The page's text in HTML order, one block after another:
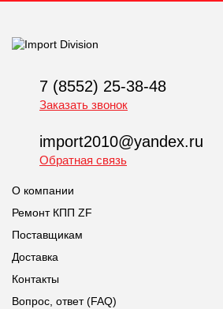
7 (8552) 25-38-48
Заказать звонок
import2010@yandex.ru
Обратная связь
О компании
Ремонт КПП ZF
Поставщикам
Доставка
Контакты
Вопрос, ответ (FAQ)